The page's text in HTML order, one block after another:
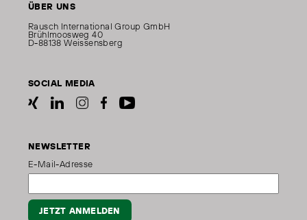
ÜBER UNS
Rausch International Group GmbH
Brühlmoosweg 40
D-88138 Weissensberg
SOCIAL MEDIA
NEWSLETTER
E-Mail-Adresse
JETZT ANMELDEN